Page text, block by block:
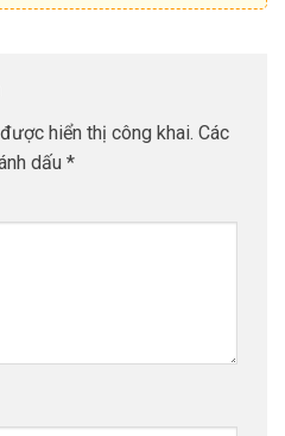
hiển thị công khai. Các
dấu *